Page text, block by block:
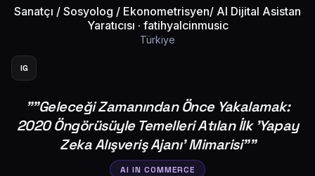
Sanatçı / Sosyolog / Ekonometrisyen/ AI Dijital Asistan
Yaratıcısı · fatihyalcinmusic
Türkiye
IG
"​"Geleceği Zamanından Önce Yakalamak:
2020 Öngörüsüyle Temelleri Atılan İlk 'Yapay
Zeka Alışveriş Ajanı' Mimarisi""
AI IN COMMERCE